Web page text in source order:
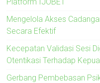
Mengelola Akses
Secara Efektif
Kecepatan Validasi Sesi
Otentikasi Terhadap
Gerbang Pembebasan